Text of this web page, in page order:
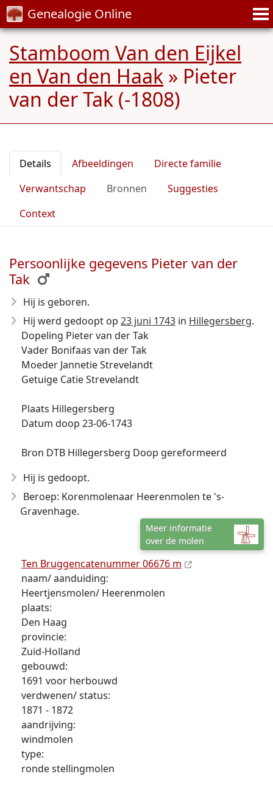
Genealogie Online
Stamboom Van den Eijkel
en Van den Haak » Pieter
van der Tak (-1808)
Details Afbeeldingen
Directe familie
Verwantschap
Bronnen
Suggesties
Context
Persoonlijke gegevens Pieter van der
Tak
Hij is geboren.
Hij werd gedoopt op 23 juni 1743 in Hillegersberg.
Dopeling Pieter van der Tak
Vader Bonifaas van der Tak
Moeder Jannetie Strevelandt
Getuige Catie Strevelandt
Plaats Hillegersberg
Datum doop 23-06-1743
Bron DTB Hillegersberg Doop gereformeerd
Hij is gedoopt.
Beroep: Korenmolenaar Heerenmolen te 's-
Gravenhage.
Meer informatie
over de molen
Ten Bruggencatenummer 06676 m
naam/ aanduiding:
Heertjensmolen/ Heerenmolen
plaats:
Den Haag
provincie:
Zuid-Holland
gebouwd:
1691 voor herbouwd
verdwenen/ status:
1871 - 1872
aandrijving:
windmolen
type:
ronde stellingmolen